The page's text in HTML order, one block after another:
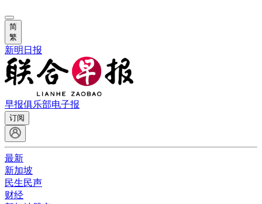
简
繁
新明日报
早报俱乐部电子报
订阅
最新
新加坡
民生民声
财经